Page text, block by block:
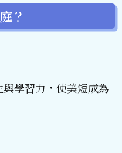
？
學習力，使美短成為